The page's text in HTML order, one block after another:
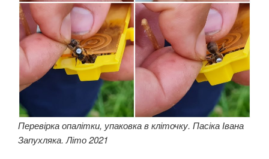
Перевірка опалітки, упаковка в кліточку. Пасіка Івана
Запухляка. Літо 2021